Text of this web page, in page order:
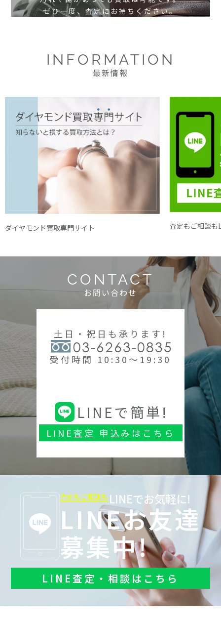
ぜひ一度、査定にお持ちください。
INFORMATION
最新情報
ダイヤモンド買取専門サイト 査定もご相談も
CONTACT
お問い合わせ
土日・祝日も承ります!
03-6263-0835
受付時間 10:30～19:30
LINEで簡単!
LINE査定 申込みはこちら
査定もご相談も LINEでお気軽に!
LINEお友達
募集中!
LINE査定・相談はこちら